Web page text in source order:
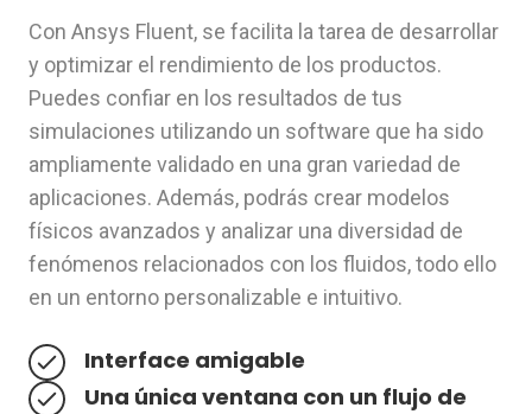
Con Ansys Fluent, se facilita la tarea de desarrollar
y optimizar el rendimiento de los productos.
Puedes confiar en los resultados de tus
simulaciones utilizando un software que ha sido
ampliamente validado en una gran variedad de
aplicaciones. Además, podrás crear modelos
físicos avanzados y analizar una diversidad de
fenómenos relacionados con los fluidos, todo ello
en un entorno personalizable e intuitivo.
Interface amigable
Una única ventana con un flujo de